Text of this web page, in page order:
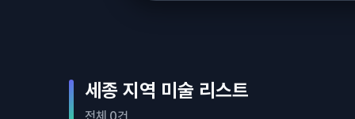
세종 지역 미술 리스트
전체 0건